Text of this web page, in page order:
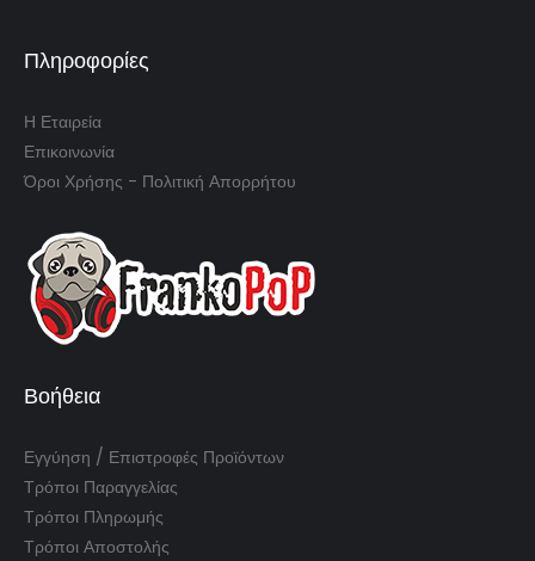
Πληροφορίες
Η Εταιρεία
Επικοινωνία
Όροι Χρήσης - Πολιτική Απορρήτου
Βοήθεια
Εγγύηση / Επιστροφές Προϊόντων
Τρόποι Παραγγελίας
Τρόποι Πληρωμής
Τρόποι Αποστολής